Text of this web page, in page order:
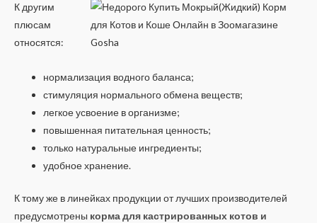
К другим
плюсам
относятся:
нормализация водного баланса;
стимуляция нормального обмена веществ;
легкое усвоение в организме;
повышенная питательная ценность;
только натуральные ингредиенты;
удобное хранение.
К тому же в линейках продукции от лучших производителей
предусмотрены корма для кастрированных котов и